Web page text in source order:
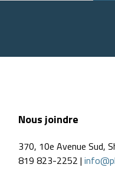
Nous joindre
370, 10e Avenue Sud,
819 823-2252 |